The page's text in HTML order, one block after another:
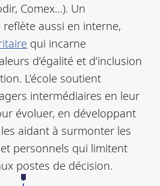
Comex…). Un
aussi en interne,
qui incarne
d’égalité et d’inclusion
L’école soutient
intermédiaires en leur
évoluer, en développant
aidant à surmonter les
personnels qui limitent
postes de décision.